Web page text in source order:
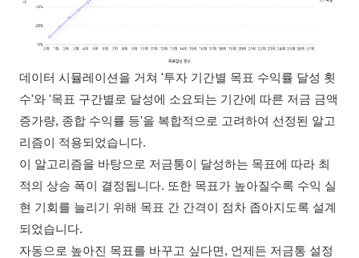
데이터 시뮬레이션을 거쳐 '투자 기간별 목표 수익률 달성 횟
수'와 '목표 구간별로 달성에 소요되는 기간에 따른 저금 금액
증가량, 종합 수익률 등'을 복합적으로 고려하여 선정된 알고
리즘이 적용되었습니다.
이 알고리즘을 바탕으로 저금통이 달성하는 목표에 따라 최
적의 상승 폭이 결정됩니다. 또한 목표가 높아질수록 수익 실
현 기회를 늘리기 위해 목표 간 간격이 점차 좁아지도록 설계
되었습니다.
자동으로 높아진 목표를 바꾸고 싶다면, 언제든 저금통 설정